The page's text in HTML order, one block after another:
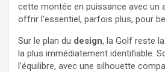
cette montée en puissance avec un
offrir l’essentiel, parfois plus, pour
Sur le plan du design, la Golf reste
la plus immédiatement identifiable.
l’équilibre, avec une silhouette